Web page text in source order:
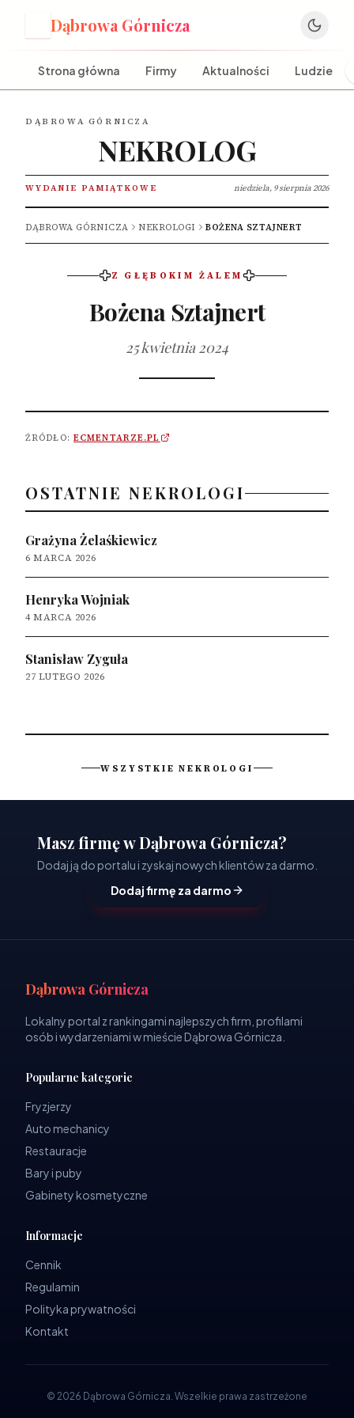
Dąbrowa Górnicza
Strona główna Firmy Aktualności Ludzie
DĄBROWA GÓRNICZA
NEKROLOG
WYDANIE PAMIĄTKOWE niedziela, 9 sierpnia 2026
DĄBROWA GÓRNICZA NEKROLOGI BOŻENA SZTAJNERT
Z GŁĘBOKIM ŻALEM
Bożena Sztajnert
25 kwietnia 2024
ŹRÓDŁO: ECMENTARZE.PL
OSTATNIE NEKROLOGI
Grażyna Żelaśkiewicz
6 MARCA 2026
Henryka Wojniak
4 MARCA 2026
Stanisław Zyguła
27 LUTEGO 2026
WSZYSTKIE NEKROLOGI
Masz firmę w Dąbrowa Górnicza?
Dodaj ją do portalu i zyskaj nowych klientów za darmo.
Dodaj firmę za darmo
Dąbrowa Górnicza
Lokalny portal z rankingami najlepszych firm, profilami
osób i wydarzeniami w mieście Dąbrowa Górnicza.
Popularne kategorie
Fryzjerzy
Auto mechanicy
Restauracje
Bary i puby
Gabinety kosmetyczne
Informacje
Cennik
Regulamin
Polityka prywatności
Kontakt
© 2026 Dąbrowa Górnicza. Wszelkie prawa zastrzeżone